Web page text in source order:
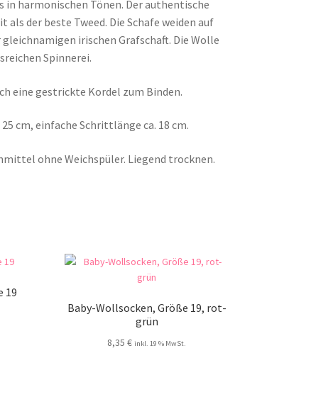
in harmonischen Tönen. Der authentische
der beste Tweed. Die Schafe weiden auf
irischen Grafschaft. Die Wolle
Spinnerei.
eine gestrickte Kordel zum Binden.
cm, einfache Schrittlänge ca. 18 cm.
ohne Weichspüler. Liegend trocknen.
19
Baby-Wollsocken, Größe 19, rot-
grün
8,35€ inkl. 19 % MwSt.